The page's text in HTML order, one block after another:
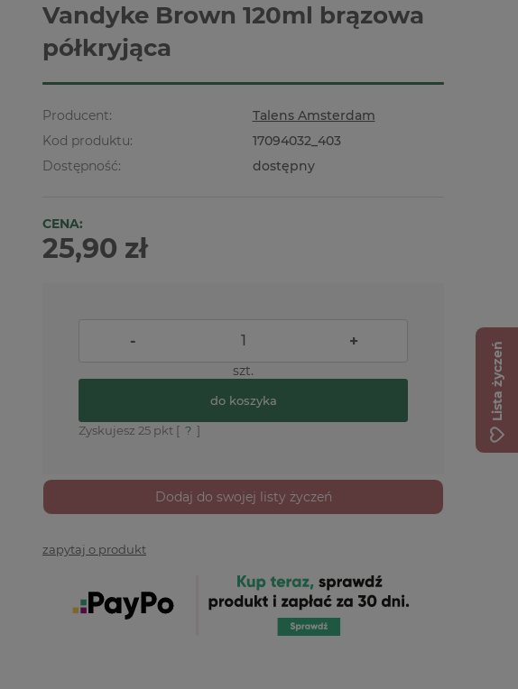
Vandyke Brown 120ml brązowa
półkryjąca
Producent:
Talens Amsterdam
Kod produktu:
17094032_403
Dostępność:
dostępny
CENA:
25,90 zł
- +
szt.
do koszyka
Zyskujesz 25 pkt [ ? ]
Dodaj do swojej listy życzeń
zapytaj o produkt
Lista życzeń